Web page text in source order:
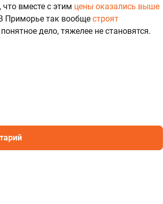
вместе с этим цены оказались выше
Приморье так вообще строят
дело, тяжелее не становятся.